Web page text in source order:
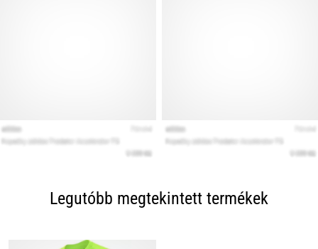
Legutóbb megtekintett termékek